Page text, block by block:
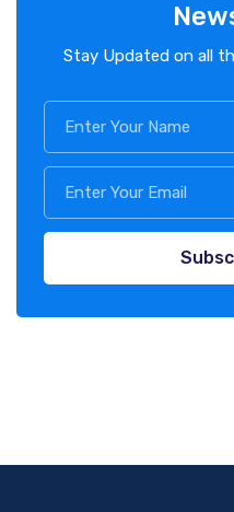
Stay Updated on all